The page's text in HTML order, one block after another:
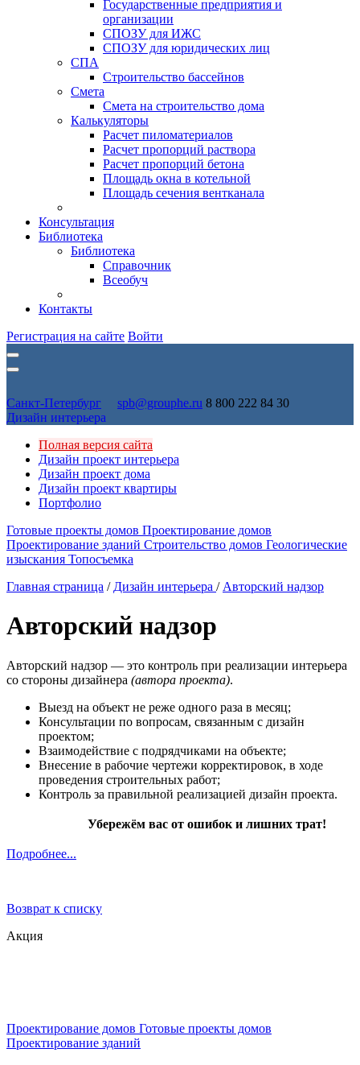
Государственные предприятия и
организации
СПОЗУ для ИЖС
СПОЗУ для юридических лиц
СПА
Строительство бассейнов
Смета
Смета на строительство дома
Калькуляторы
Расчет пиломатериалов
Расчет пропорций раствора
Расчет пропорций бетона
Площадь окна в котельной
Площадь сечения вентканала
Консультация
Библиотека
Библиотека
Справочник
Всеобуч
Контакты
Регистрация на сайте Войти
Санкт-Петербург spb@grouphe.ru 8 800 222 84 30
Дизайн интерьера
Полная версия сайта
Дизайн проект интерьера
Дизайн проект дома
Дизайн проект квартиры
Портфолио
Готовые проекты домов Проектирование домов
Проектирование зданий Строительство домов Геологические
изыскания Топосъемка
Главная страница / Дизайн интерьера / Авторский надзор
Авторский надзор
Авторский надзор — это контроль при реализации интерьера
со стороны дизайнера (автора проекта).
Выезд на объект не реже одного раза в месяц;
Консультации по вопросам, связанным с дизайн
проектом;
Взаимодействие с подрядчиками на объекте;
Внесение в рабочие чертежи корректировок, в ходе
проведения строительных работ;
Контроль за правильной реализацией дизайн проекта.
Убережём вас от ошибок и лишних трат!
Подробнее...
Возврат к списку
Акция
Проектирование домов Готовые проекты домов
Проектирование зданий